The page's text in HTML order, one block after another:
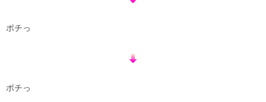
ポチっ
ポチっ